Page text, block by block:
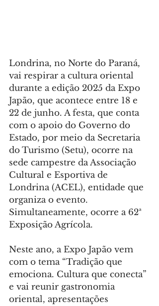
Londrina, no Norte do Paraná,
vai respirar a cultura oriental
durante a edição 2025 da Expo
Japão, que acontece entre 18 e
22 de junho. A festa, que conta
com o apoio do Governo do
Estado, por meio da Secretaria
do Turismo (Setu), ocorre na
sede campestre da Associação
Cultural e Esportiva de
Londrina (ACEL), entidade que
organiza o evento.
Simultaneamente, ocorre a 62ª
Exposição Agrícola.
Neste ano, a Expo Japão vem
com o tema “Tradição que
emociona. Cultura que conecta”
e vai reunir gastronomia
oriental, apresentações